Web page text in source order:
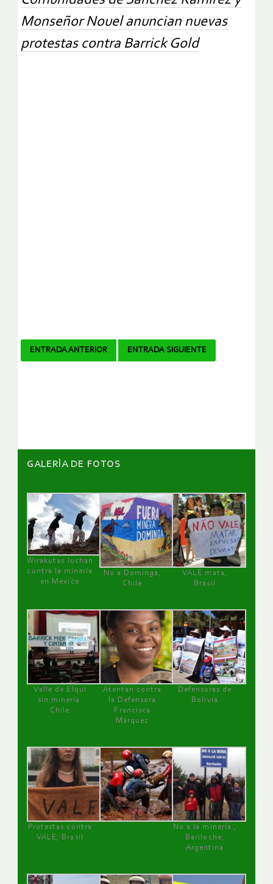
Monseñor Nouel anuncian nuevas
protestas contra Barrick Gold
Navegador
ENTRADA ANTERIOR ENTRADA SIGUIENTE
GALERÌA DE FOTOS
Wirakutas luchan
contra la minería
en México
No a Dominga,
Chile
VALE mata,
Brasil
Valle de Elqui
sin minería.
Chile
Atentan contra
la Defensora
Francisca
Márquez
Defensoras de
Bolivia
Protestas contra
VALE, Brasil
No a la minería ,
Bariloche,
Argentina